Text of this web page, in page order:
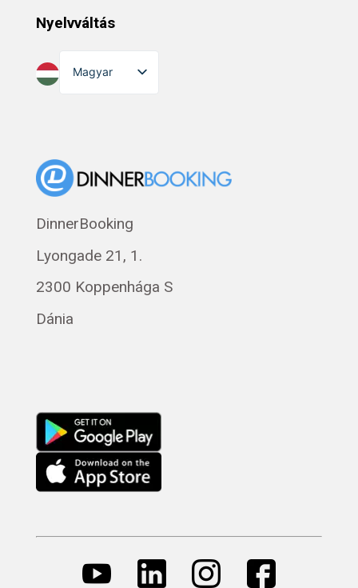
Nyelvváltás
Magyar
English
Norsk bokmål
Polski
Svenska
Français
DinnerBooking
Lyongade 21, 1.
2300 Koppenhága S
Dánia